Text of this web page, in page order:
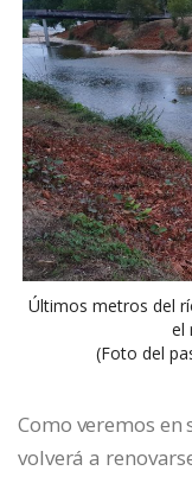
Últimos metros del
el
(Foto del
Como veremos
volverá a